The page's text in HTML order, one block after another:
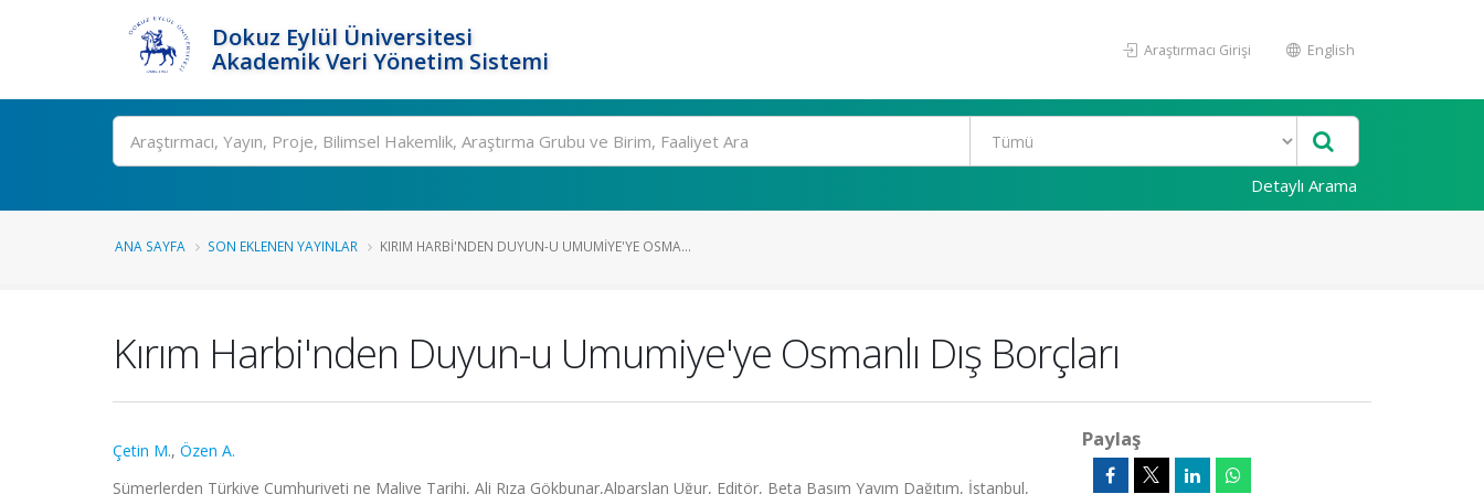
Dokuz Eylül Üniversitesi
Akademik Veri Yönetim Sistemi
Araştırmacı Girişi English
Ara
Detaylı Arama
ANA SAYFA SON EKLENEN YAYINLAR KIRIM HARBI'NDEN DUYUN-U UMUMIYE'YE OSMA...
Kırım Harbi'nden Duyun-u Umumiye'ye Osmanlı Dış Borçları
Çetin M., Özen A.
Sümerlerden Türkiye Cumhuriyeti ne Maliye Tarihi, Ali Rıza Gökbunar,Alparslan Uğur, Editör, Beta Basım Yayım Dağıtım, İstanbul,
Paylaş